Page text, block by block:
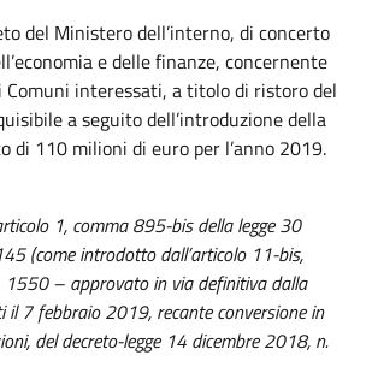
del Ministero dell’interno, di concerto
e delle finanze, concernente
interessati, a titolo di ristoro del
a seguito dell’introduzione della
di 110 milioni di euro per l’anno 2019.
1, comma 895-bis della legge 30
(come introdotto dall’articolo 11-bis,
1550 – approvato in via definitiva dalla
il 7 febbraio 2019, recante conversione in
del decreto-legge 14 dicembre 2018, n.